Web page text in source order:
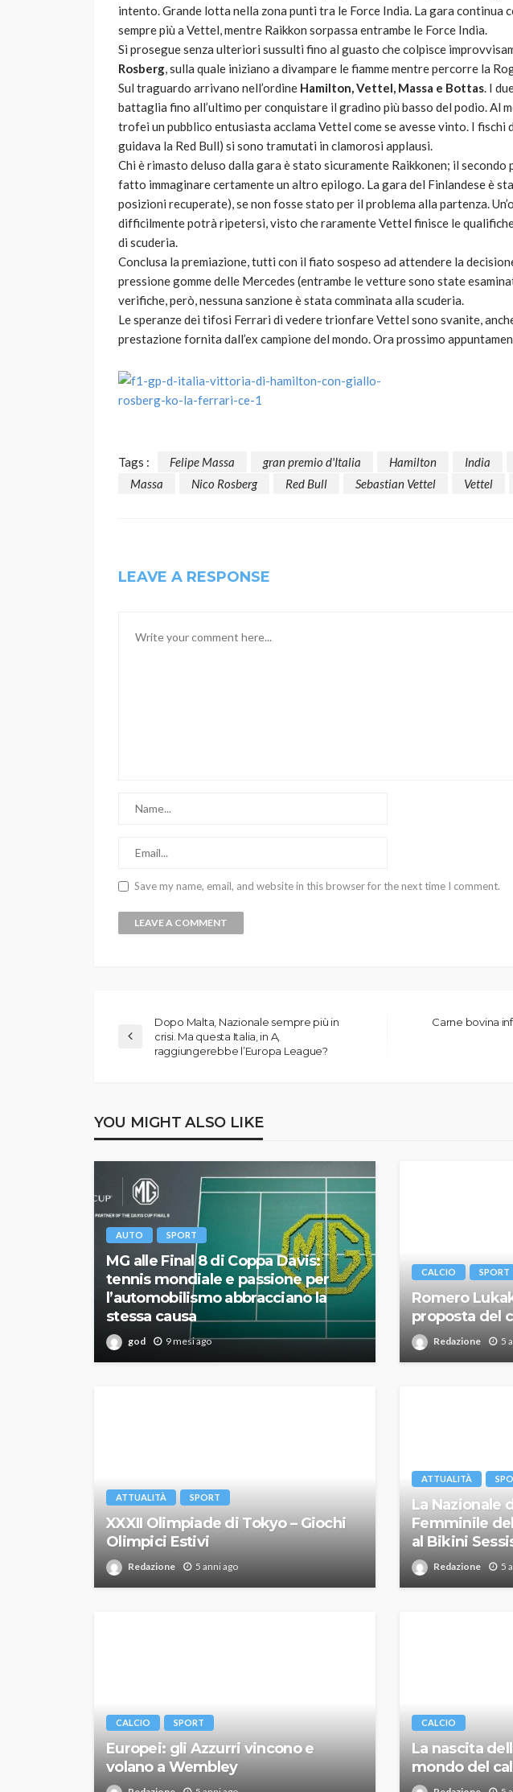
intento. Grande lotta nella zona punti tra le Force India. La gara continua
sempre più a Vettel, mentre Raikkon sorpassa entrambe le Force India.
Si prosegue senza ulteriori sussulti fino al guasto che colpisce
Rosberg, sulla quale iniziano a divampare le fiamme mentre percorre la
Sul traguardo arrivano nell’ordine Hamilton, Vettel, Massa e Bottas. I
battaglia fino all’ultimo per conquistare il gradino più basso del podio. Al
trofei un pubblico entusiasta acclama Vettel come se avesse vinto. I fischi
guidava la Red Bull) si sono tramutati in clamorosi applausi.
Chi è rimasto deluso dalla gara è stato sicuramente Raikkonen; il
fatto immaginare certamente un altro epilogo. La gara del Finlandese è
posizioni recuperate), se non fosse stato per il problema alla partenza.
difficilmente potrà ripetersi, visto che raramente Vettel finisce le
di scuderia.
Conclusa la premiazione, tutti con il fiato sospeso ad attendere la
pressione gomme delle Mercedes (entrambe le vetture sono state
verifiche, però, nessuna sanzione è stata comminata alla scuderia.
Le speranze dei tifosi Ferrari di vedere trionfare Vettel sono svanite,
prestazione fornita dall’ex campione del mondo. Ora prossimo
Tags : Felipe Massa gran premio d'Italia Hamilton India
Massa
Nico Rosberg Red Bull Sebastian Vettel Vettel
LEAVE A RESPONSE
Save my name, email, and website in this browser for the next time I comment.
Dopo Malta, Nazionale sempre più in
crisi. Ma questa Italia, in A,
raggiungerebbe l’Europa League?
Carne bovina
YOU MIGHT ALSO LIKE
AUTO SPORT
MG alle Final 8 di Coppa Davis:
tennis mondiale e passione per
l’automobilismo abbracciano la
stessa causa
god 9 mesi ago
CALCIO SPORT
Romero
proposta del
Redazione 5
ATTUALITÀ SPORT
XXXII Olimpiade di Tokyo – Giochi
Olimpici Estivi
Redazione 5 anni ago
ATTUALITÀ
La Nazionale
Femminile
al Bikini
Redazione 5
CALCIO SPORT
Europei: gli Azzurri vincono e
volano a Wembley
CALCIO
La nascita
mondo del